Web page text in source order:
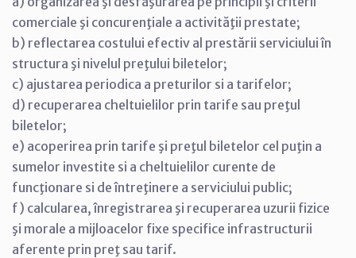
comerciale şi concurenţiale a activităţii prestate;
b) reflectarea costului efectiv al prestării serviciului în
structura şi nivelul preţului biletelor;
c) ajustarea periodica a preturilor si a tarifelor;
d) recuperarea cheltuielilor prin tarife sau preţul
biletelor;
e) acoperirea prin tarife şi preţul biletelor cel puţin a
sumelor investite si a cheltuielilor curente de
funcţionare si de întreţinere a serviciului public;
f) calcularea, înregistrarea şi recuperarea uzurii fizice
şi morale a mijloacelor fixe specifice infrastructurii
aferente prin preţ sau tarif.